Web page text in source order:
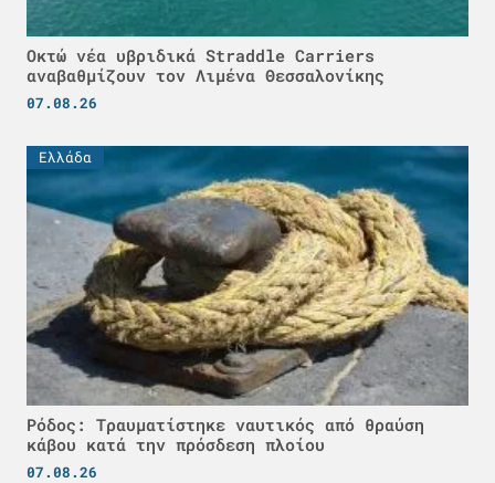
Οκτώ νέα υβριδικά Straddle Carriers
αναβαθμίζουν τον Λιμένα Θεσσαλονίκης
07.08.26
Ελλάδα
Ρόδος: Τραυματίστηκε ναυτικός από θραύση
κάβου κατά την πρόσδεση πλοίου
07.08.26